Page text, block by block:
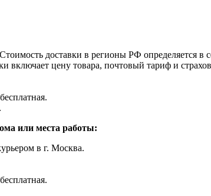
доставки в регионы РФ определяется
включает цену товара, почтовый тариф и
или места работы:
в г. Москва.